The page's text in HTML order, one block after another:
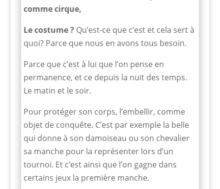
comme cirque,
Le costume ? Qu’est-ce que c’est et cela sert à
quoi? Parce que nous en avons tous besoin.
Parce que c’est à lui que l’on pense en
permanence, et ce depuis la nuit des temps.
Le matin et le soir.
Pour protéger son corps, l’embellir, comme
objet de conquête. C’est par exemple la belle
qui donne à son damoiseau ou son chevalier
sa manche pour la représenter lors d’un
tournoi. Et c’est ainsi que l’on gagne dans
certains jeux la première manche.